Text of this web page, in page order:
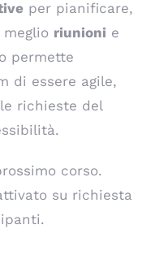
per pianificare,
riunioni e
permette
di essere agile,
richieste del
corso.
su richiesta